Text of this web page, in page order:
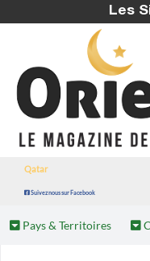
Les
Qatar
Suivez nous sur Facebook
Pays & Territoires